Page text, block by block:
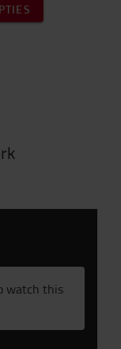
watch this